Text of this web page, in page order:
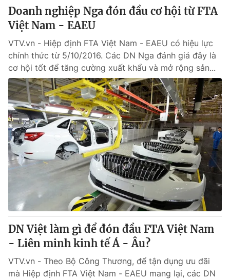
Doanh nghiệp Nga đón đầu cơ hội từ FTA
Việt Nam - EAEU
VTV.vn - Hiệp định FTA Việt Nam - EAEU có hiệu lực
chính thức từ 5/10/2016. Các DN Nga đánh giá đây là
cơ hội tốt để tăng cường xuất khẩu và mở rộng sản...
DN Việt làm gì để đón đầu FTA Việt Nam
- Liên minh kinh tế Á - Âu?
VTV.vn - Theo Bộ Công Thương, để tận dụng ưu đãi
mà Hiệp định FTA Việt Nam - EAEU mang lại, các DN